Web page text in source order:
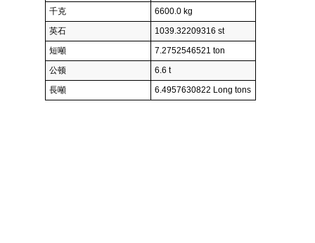
千克
6600.0 kg
英石
1039.32209316 st
短噸
7.2752546521 ton
公顿
6.6 t
長噸
6.4957630822 Long tons